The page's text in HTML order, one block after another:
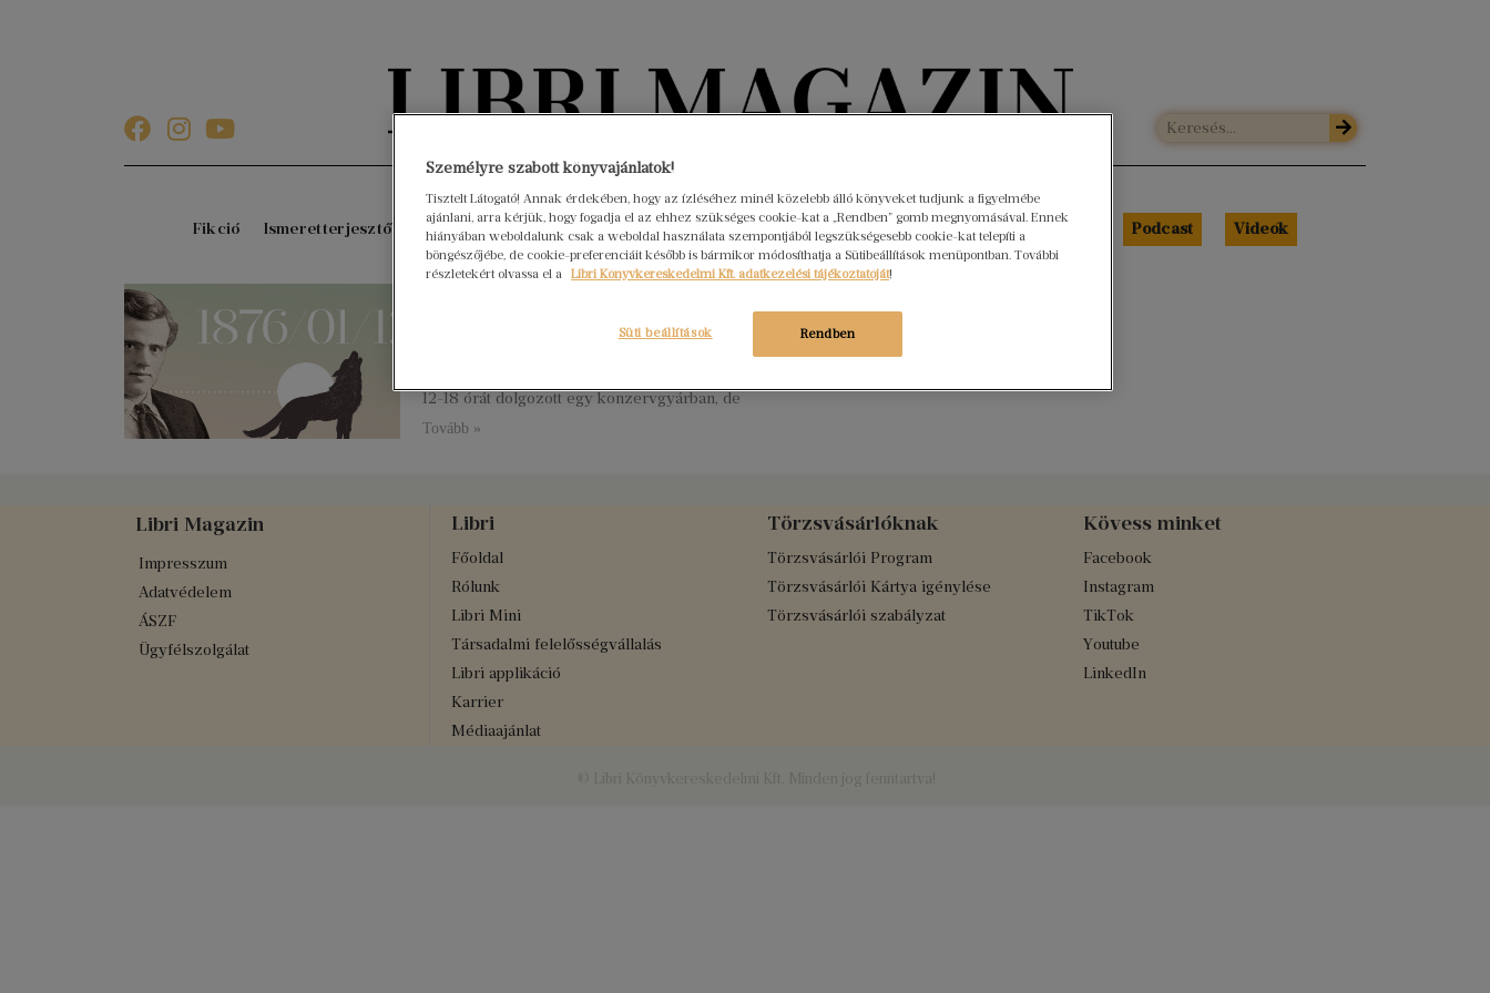
Könyvektől az olvasókig
Fikció Ismeretterjesztő Gyerekkönyvek Interjúk Beleolvasó A hónap könyvei HÍREK Libri Portré Podcast Videók
Nincs hozzászólás
John Griffith Chaney néven született amerikai novella- és regényíró.
12-18 órát dolgozott egy konzervgyárban, de
Tovább »
Libri Magazin
Impresszum
Adatvédelem
ÁSZF
Ügyfélszolgálat
Libri
Főoldal
Rólunk
Libri Mini
Társadalmi felelősségvállalás
Libri applikáció
Karrier
Médiaajánlat
Törzsvásárlóknak
Törzsvásárlói Program
Törzsvásárlói Kártya igénylése
Törzsvásárlói szabályzat
Kövess minket
Facebook
Instagram
TikTok
Youtube
LinkedIn
Személyre szabott könyvajánlatok!
Tisztelt Látogató! Annak érdekében, hogy az ízléséhez minél közelebb álló könyveket tudjunk a figyelmébe
ajánlani, arra kérjük, hogy fogadja el az ehhez szükséges cookie-kat a „Rendben” gomb megnyomásával. Ennek
hiányában weboldalunk csak a weboldal használata szempontjából legszükségesebb cookie-kat telepíti a
böngészőjébe, de cookie-preferenciáit később is bármikor módosíthatja a Sütibeállítások menüpontban. További
részletekért olvassa el a Libri Könyvkereskedelmi Kft. adatkezelési tájékoztatóját!
Rendben
Süti beállítások